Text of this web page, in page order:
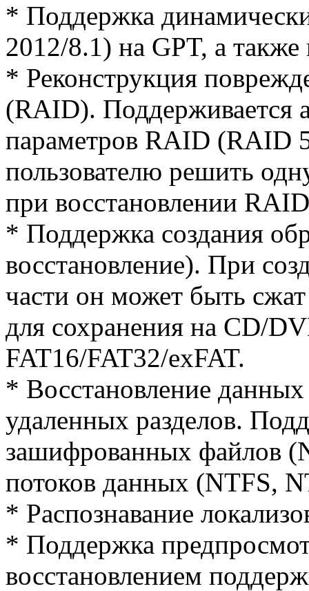
* Поддержка
2012/8.1) на GPT, а
* Реконструкция
(RAID). Поддерживается
параметров RAID (RAID
пользователю решить
при восстановлении
* Поддержка создания
восстановление). При
части он может быть
для сохранения на CD/
FAT16/FAT32/exFAT.
* Восстановление
удаленных разделов.
зашифрованных файлов
потоков данных (NTFS,
* Распознавание
* Поддержка
восстановлением